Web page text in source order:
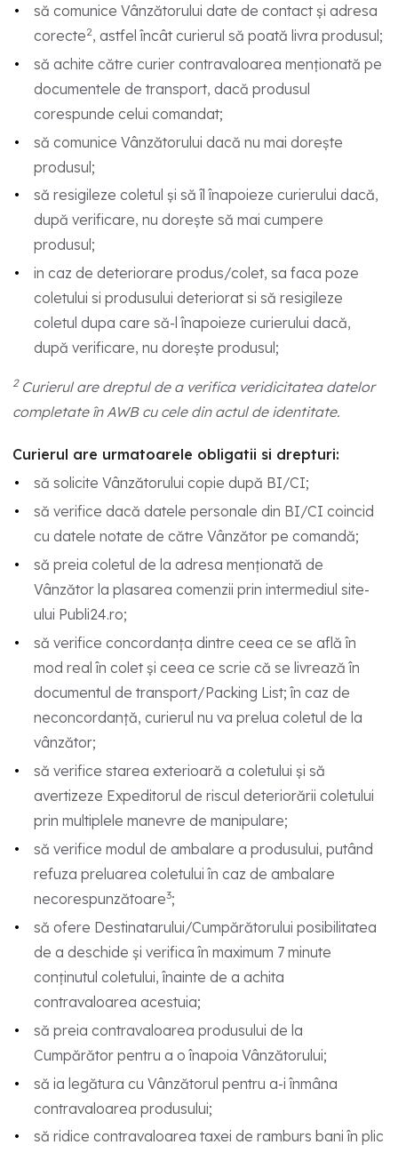
să comunice Vânzătorului date de contact și adresa
corecte2, astfel încât curierul să poată livra produsul;
să achite către curier contravaloarea menționată pe
documentele de transport, dacă produsul
corespunde celui comandat;
să comunice Vânzătorului dacă nu mai dorește
produsul;
să resigileze coletul și să îl înapoieze curierului dacă,
după verificare, nu dorește să mai cumpere
produsul;
in caz de deteriorare produs/colet, sa faca poze
coletului si produsului deteriorat si să resigileze
coletul dupa care să-l înapoieze curierului dacă,
după verificare, nu dorește produsul;
2Curierul are dreptul de a verifica veridicitatea datelor
completate în AWB cu cele din actul de identitate.
Curierul are urmatoarele obligatii si drepturi:
să solicite Vânzătorului copie după BI/CI;
să verifice dacă datele personale din BI/CI coincid
cu datele notate de către Vânzător pe comandă;
să preia coletul de la adresa menționată de
Vânzător la plasarea comenzii prin intermediul site-
ului Publi24.ro;
să verifice concordanța dintre ceea ce se află în
mod real în colet și ceea ce scrie că se livrează în
documentul de transport/Packing List; în caz de
neconcordanță, curierul nu va prelua coletul de la
vânzător;
să verifice starea exterioară a coletului și să
avertizeze Expeditorul de riscul deteriorării coletului
prin multiplele manevre de manipulare;
să verifice modul de ambalare a produsului, putând
refuza preluarea coletului în caz de ambalare
necorespunzătoare3;
să ofere Destinatarului/Cumpărătorului posibilitatea
de a deschide și verifica în maximum 7 minute
conținutul coletului, înainte de a achita
contravaloarea acestuia;
să preia contravaloarea produsului de la
Cumpărător pentru a o înapoia Vânzătorului;
să ia legătura cu Vânzătorul pentru a-i înmâna
contravaloarea produsului;
să ridice contravaloarea taxei de ramburs bani în plic